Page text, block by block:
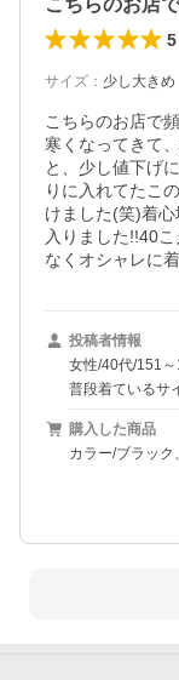
5
サイズ ： 少し大きめ
こちらのお店で
寒くなってきて
と、少し値下げ
りに入れてたこ
けました(笑)着
入りました!!40
なくオシャレに
投稿者情報
女性/40代/151
普段着ているサ
購入した商品
カラー/ブラッ